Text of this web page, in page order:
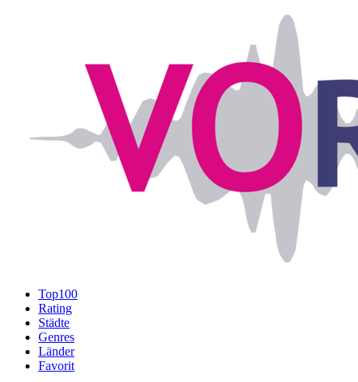
Top100
Rating
Städte
Genres
Länder
Favorit